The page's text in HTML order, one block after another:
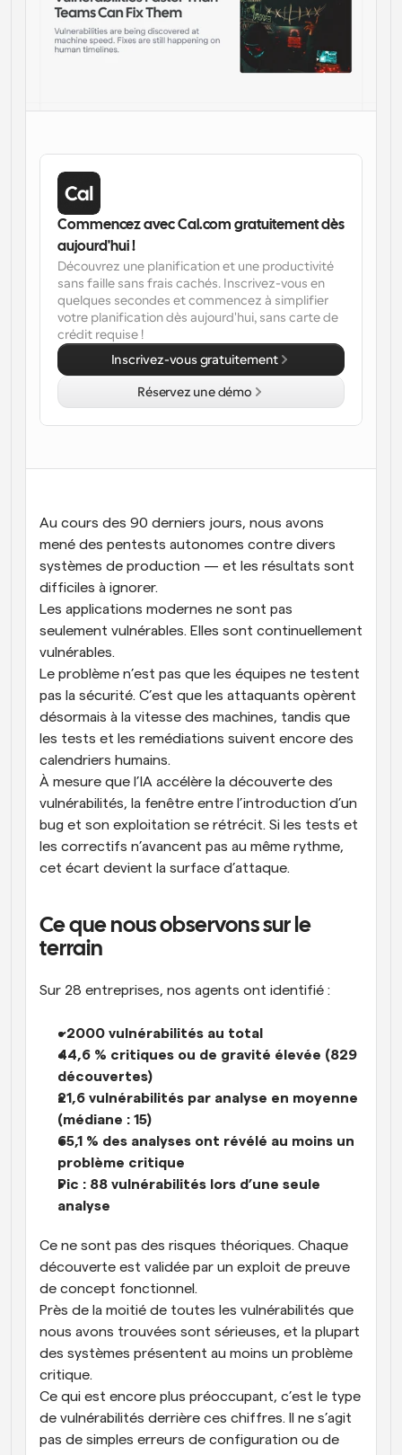
Rencontrez des clients en quelques minutes
Réservez facilement des réunions avec plusieurs
Au cours des 90 derniers jours, nous avons
mené des pentests autonomes contre divers
systèmes de production — et les résultats sont
difficiles à ignorer.
Les applications modernes ne sont pas
seulement vulnérables. Elles sont continuellement
vulnérables.
Le problème n’est pas que les équipes ne testent
pas la sécurité. C’est que les attaquants opèrent
désormais à la vitesse des machines, tandis que
les tests et les remédiations suivent encore des
calendriers humains.
À mesure que l’IA accélère la découverte des
vulnérabilités, la fenêtre entre l’introduction d’un
bug et son exploitation se rétrécit. Si les tests et
les correctifs n’avancent pas au même rythme,
cet écart devient la surface d’attaque.
Ce que nous observons sur le
terrain
Sur 28 entreprises, nos agents ont identifié :
~2000 vulnérabilités au total
44,6 % critiques ou de gravité élevée (829
découvertes)
21,6 vulnérabilités par analyse en moyenne
(médiane : 15)
65,1 % des analyses ont révélé au moins un
problème critique
Pic : 88 vulnérabilités lors d’une seule
analyse
Ce ne sont pas des risques théoriques. Chaque
découverte est validée par un exploit de preuve
de concept fonctionnel.
Près de la moitié de toutes les vulnérabilités que
nous avons trouvées sont sérieuses, et la plupart
des systèmes présentent au moins un problème
critique.
Ce qui est encore plus préoccupant, c’est le type
de vulnérabilités derrière ces chiffres. Il ne s’agit
pas de simples erreurs de configuration ou de
Commencez avec Cal.com gratuitement dès
aujourd'hui !
Découvrez une planification et une productivité
sans faille sans frais cachés. Inscrivez-vous en
quelques secondes et commencez à simplifier
votre planification dès aujourd'hui, sans carte de
crédit requise !
Inscrivez-vous gratuitement
Réservez une démo